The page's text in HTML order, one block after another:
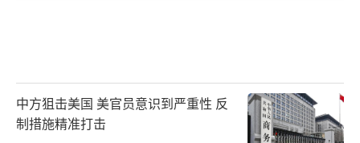
中方狙击美国 美官员意识到严重性 反
制措施精准打击